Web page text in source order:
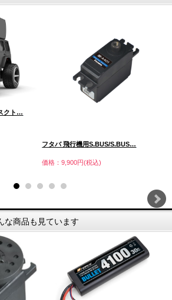
クト…
フタバ 飛行機用S.BUS/S.BUS…
価格：9,900円(税込)
な商品も見ています